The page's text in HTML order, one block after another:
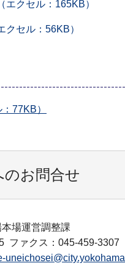
エクセル：165KB）
クセル：56KB）
77KB）
のお問合せ
場運営調整課
ファクス：045-459-3307